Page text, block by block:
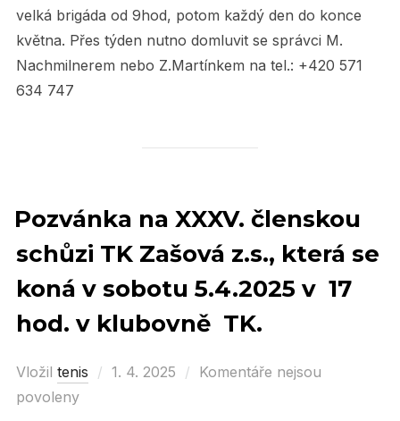
velká brigáda od 9hod, potom každý den do konce
května. Přes týden nutno domluvit se správci M.
Nachmilnerem nebo Z.Martínkem na tel.: +420 571
634 747
Pozvánka na XXXV. členskou
schůzi TK Zašová z.s., která se
koná v sobotu 5.4.2025 v 17
hod. v klubovně TK.
Vložil tenis
Posted
1. 4. 2025
Komentáře nejsou
povoleny